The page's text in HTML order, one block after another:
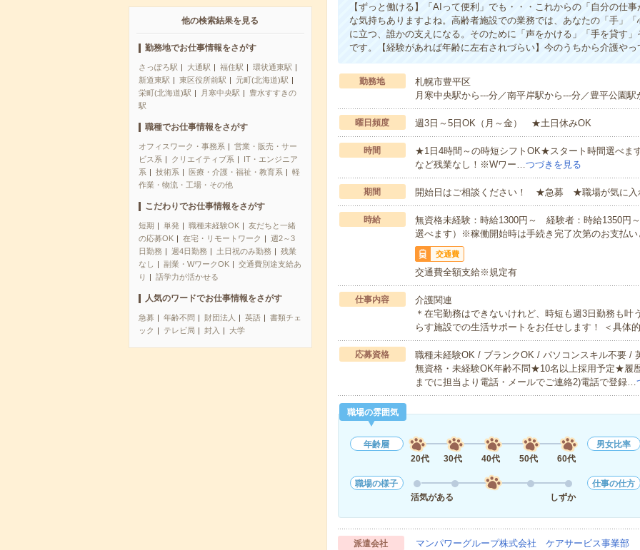
他の検索結果を見る
勤務地でお仕事情報をさがす
さっぽろ駅 大通駅 福住駅
環状通東駅
新道東駅
東区役所前駅
元町(北海道)駅
栄町(北海道)駅
月寒中央駅
豊水すすきの
駅
職種でお仕事情報をさがす
オフィスワーク・事務系
営業・販売・サー
ビス系
クリエイティブ系
IT・エンジニア
系
技術系 医療・介護・福祉・教育系
軽
作業・物流・工場・その他
こだわりでお仕事情報をさがす
短期 単発 職種未経験OK
友だちと一緒
の応募OK
在宅・リモートワーク
週2～3
日勤務
週4日勤務 土日祝のみ勤務
残業
なし
副業・WワークOK
交通費別途支給あ
り
語学力が活かせる
人気のワードでお仕事情報をさがす
急募 年齢不問 財団法人 英語
書類チェ
ック
テレビ局 封入 大学
【ずっと働ける】「AIって便利」でも・・・これからの「自分の仕
な気持ちありますよね。高齢者施設での業務では、あなたの「手」
に立つ、誰かの支えになる。そのために「声をかける」「手を貸す
です。【経験があれば年齢に左右されづらい】今のうちから介護やっ
勤務地
札幌市豊平区
月寒中央駅から---分／南平岸駅から---分／豊平公園
曜日頻度 週3日～5日OK（月～金） ★土日休みOK
時間
★1日4時間～の時短シフトOK★スタート時間選べま
など残業なし！※Wワー…つづきを見る
期間 開始日はご相談ください！ ★急募 ★職場が気に入
時給
無資格未経験：時給1300円～ 経験者：時給1350
選べます）※稼働開始時は手続き完了次第のお支払い
交通費
交通費全額支給※規定有
仕事内容
介護関連
＊在宅勤務はできないけれど、時短も週3日勤務も
らす施設での生活サポートをお任せします！ ＜具体
応募資格
職種未経験OK / ブランクOK / パソコンスキル不要 /
無資格・未経験OK年齢不問★10名以上採用予定★履
までに担当より電話・メールでご連絡2)電話で登録…
職場の雰囲気
年齢層
20代
30代 40代 50代 60代
男女比率
職場の様子
活気がある
しずか
仕事の仕方
派遣会社 マンパワーグループ株式会社 ケアサービス事業部